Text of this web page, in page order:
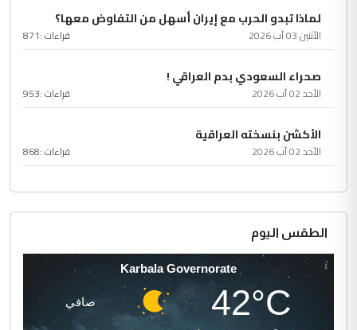
لماذا تبدو الحرب مع إيران أسهل من التفاوض معها؟
الأثنين 03 آب 2026 قراءات :871
صحراء السعودي بدم العراقي !
الأحد 02 آب 2026 قراءات :953
الأكشن بنسخته العراقية
الأحد 02 آب 2026 قراءات :868
الطقس اليوم
Karbala Governorate
42°C صافي